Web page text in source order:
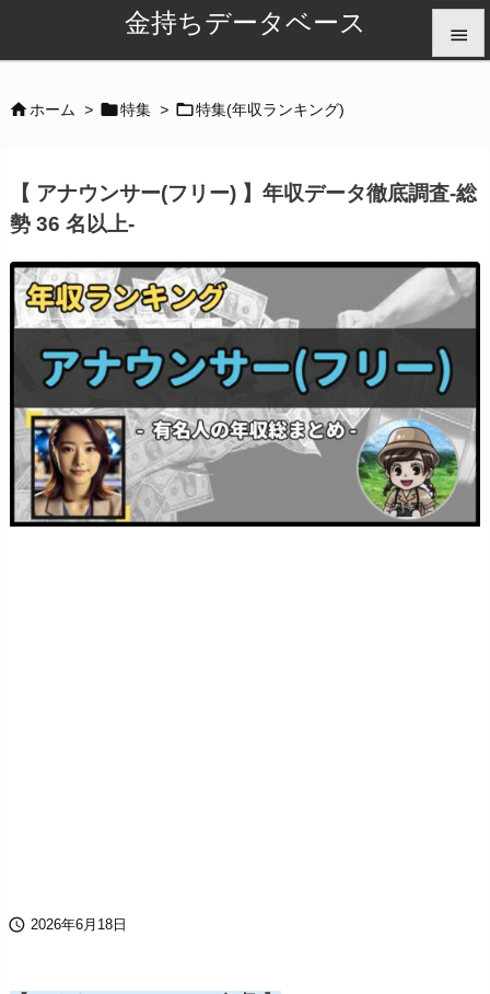
金持ちデータベース 


次へ

ホーム > 特集 > 特集(年収ランキング)
【 アナウンサー(フリー) 】年収データ徹底調査-総
勢 36 名以上-
 2026年6月18日